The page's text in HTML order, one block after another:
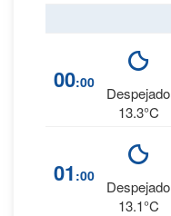
00:00
Despejado
13.3°C
01 :00
Despejado
13.1°C